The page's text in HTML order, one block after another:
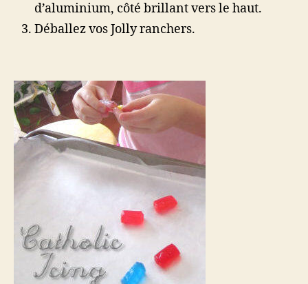
d’aluminium, côté brillant vers le haut.
Déballez vos Jolly ranchers.